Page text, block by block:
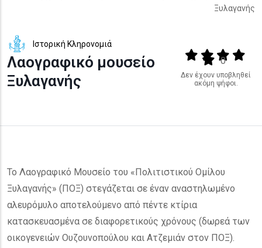
Ξυλαγανής
Ιστορική Κληρονομιά
Λαογραφικό μουσείο
Ξυλαγανής
Output format
(star)(star)(star)
(star)
0
Δεν έχουν υποβληθεί
ακόμη ψήφοι.
Το Λαογραφικό Μουσείο του «Πολιτιστικού Ομίλου
Ξυλαγανής» (ΠΟΞ) στεγάζεται σε έναν αναστηλωμένο
αλευρόμυλο αποτελούμενο από πέντε κτίρια
κατασκευασμένα σε διαφορετικούς χρόνους (δωρεά των
οικογενειών Ουζουνοπούλου και Ατζεμιάν στον ΠΟΞ).